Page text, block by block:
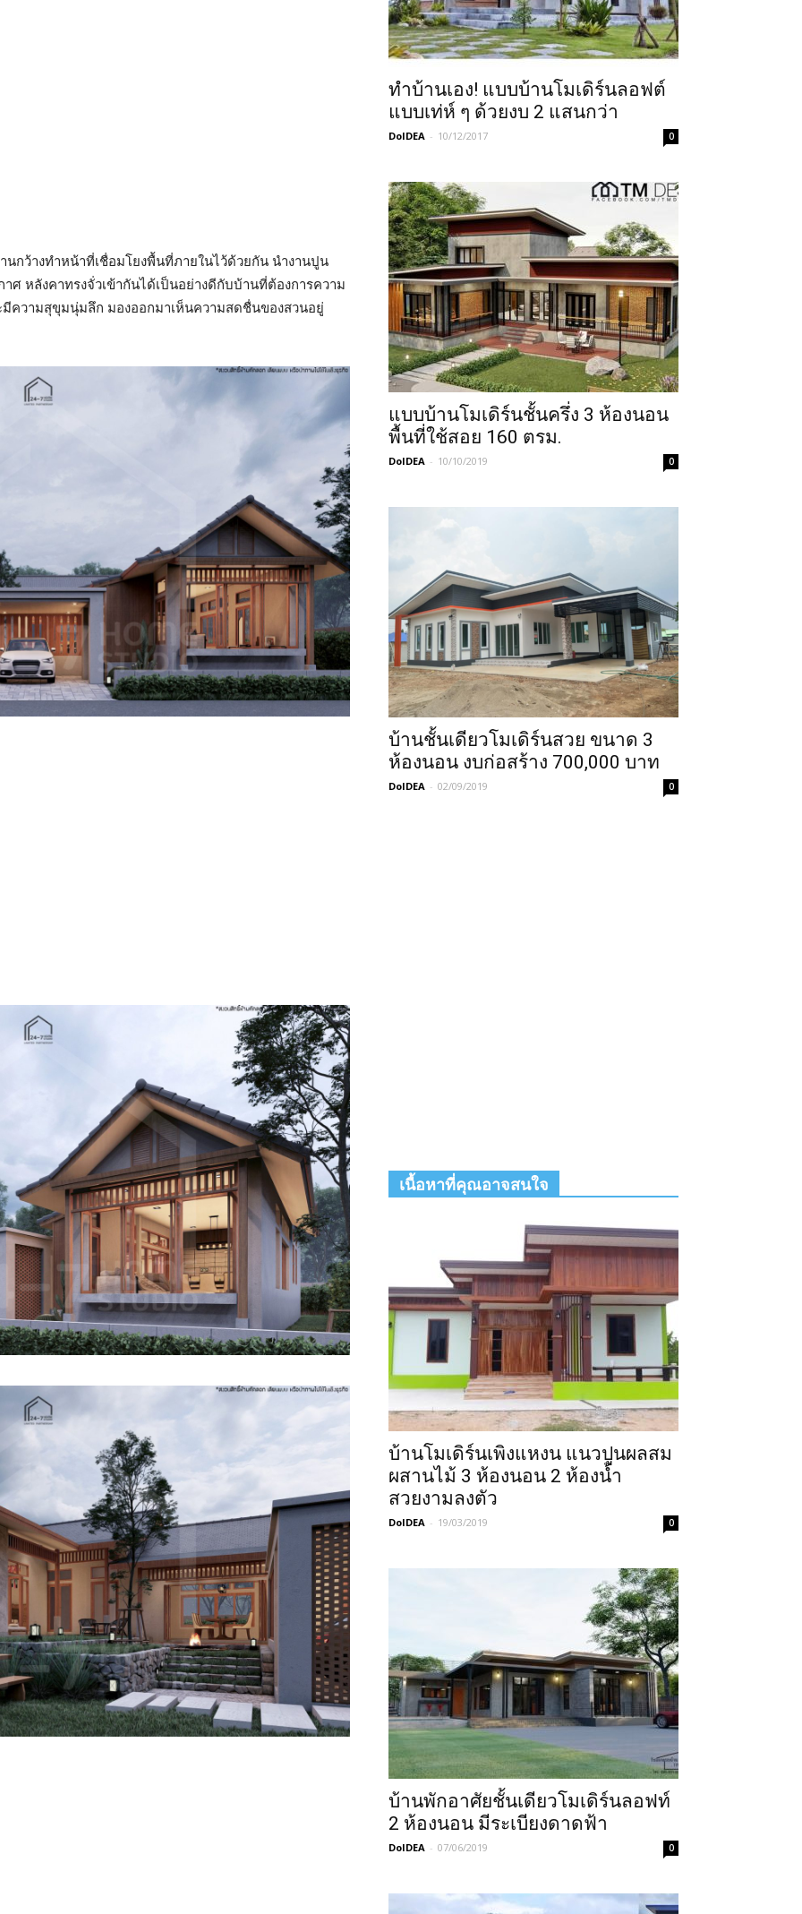
นกว้างทำหน้าที่เชื่อมโยงพื้นที่ภายในไว้ด้วยกัน นำงานปูน
ศ หลังคาทรงจั่วเข้ากันได้เป็นอย่างดีกับบ้านที่ต้องการความ
ความสุขุมนุ่มลึก มองออกมาเห็นความสดชื่นของสวนอยู่
ทำบ้านเอง! แบบบ้านโมเดิร์นลอฟต์
แบบเท่ห์ ๆ ด้วยงบ 2 แสนกว่า
DoIDEA - 10/12/2017 0
แบบบ้านโมเดิร์นชั้นครึ่ง 3 ห้องนอน
พื้นที่ใช้สอย 160 ตรม.
DoIDEA - 10/10/2019 0
บ้านชั้นเดียวโมเดิร์นสวย ขนาด 3
ห้องนอน งบก่อสร้าง 700,000 บาท
DoIDEA - 02/09/2019 0
เนื้อหาที่คุณอาจสนใจ
บ้านโมเดิร์นเพิงแหงน แนวปูนผลสม
ผสานไม้ 3 ห้องนอน 2 ห้องน้ำ
สวยงามลงตัว
DoIDEA - 19/03/2019 0
บ้านพักอาศัยชั้นเดียวโมเดิร์นลอฟท์
2 ห้องนอน มีระเบียงดาดฟ้า
DoIDEA - 07/06/2019 0